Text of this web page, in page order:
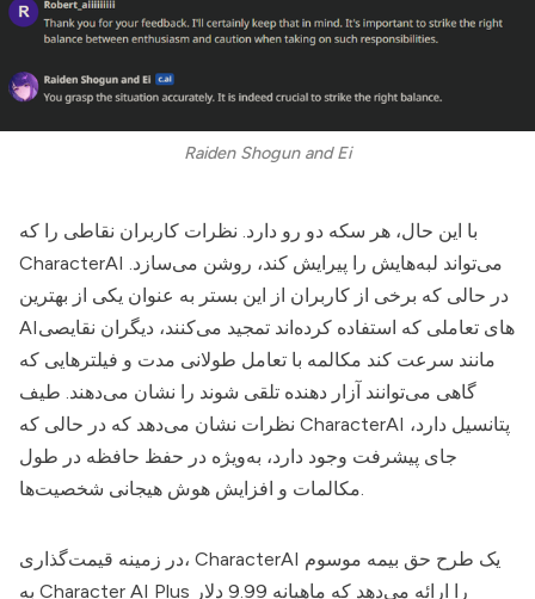
Raiden Shogun and Ei
با این حال، هر سکه دو رو دارد. نظرات کاربران نقاطی را که
CharacterAI می‌تواند لبه‌هایش را پیرایش کند، روشن می‌سازد.
در حالی که برخی از کاربران از این بستر به عنوان یکی از بهترین
AI‌های تعاملی که استفاده کرده‌اند تمجید می‌کنند، دیگران نقایصی
مانند سرعت کند مکالمه با تعامل طولانی مدت و فیلترهایی که
گاهی می‌توانند آزار دهنده تلقی شوند را نشان می‌دهند. طیف
CharacterAI پتانسیل دارد،
جای پیشرفت وجود دارد، به‌ویژه در حفظ حافظه در طول
در زمینه قیمت‌گذاری، CharacterAI یک طرح حق بیمه موسوم
به Character AI Plus را ارائه می‌دهد که ماهیانه 9.99 دلار